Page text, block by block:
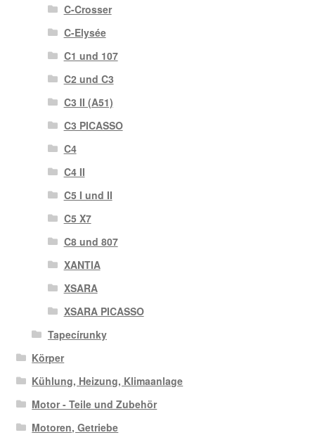
C-Crosser
C-Elysée
C1 und 107
C2 und C3
C3 II (A51)
C3 PICASSO
C4
C4 II
C5 I und II
C5 X7
C8 und 807
XANTIA
XSARA
XSARA PICASSO
Tapecírunky
Körper
Kühlung, Heizung, Klimaanlage
Motor - Teile und Zubehör
Motoren, Getriebe